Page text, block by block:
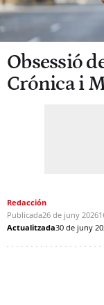
Obsessió
Crónica i
Redacción
Publicada26 de juny 2026
Actualitzada30 de juny